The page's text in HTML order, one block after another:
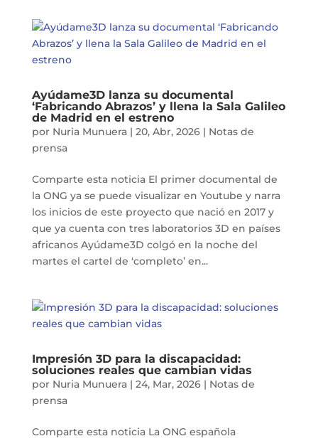
Ayúdame3D lanza su documental
‘Fabricando Abrazos’ y llena la Sala Galileo
de Madrid en el estreno
por Nuria Munuera| 20, Abr, 2026| Notas de
prensa
Comparte esta noticia El primer documental de
la ONG ya se puede visualizar en Youtube y narra
los inicios de este proyecto que nació en 2017 y
que ya cuenta con tres laboratorios 3D en países
africanos Ayúdame3D colgó en la noche del
martes el cartel de ‘completo’ en...
Impresión 3D para la discapacidad:
soluciones reales que cambian vidas
por Nuria Munuera| 24, Mar, 2026| Notas de
prensa
Comparte esta noticia La ONG española